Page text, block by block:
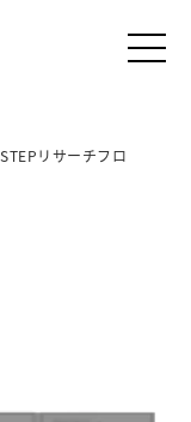
リサーチフロ